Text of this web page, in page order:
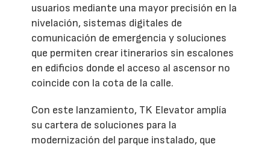
usuarios mediante una mayor precisión en la
nivelación, sistemas digitales de
comunicación de emergencia y soluciones
que permiten crear itinerarios sin escalones
en edificios donde el acceso al ascensor no
coincide con la cota de la calle.
Con este lanzamiento, TK Elevator amplía
su cartera de soluciones para la
modernización del parque instalado, que